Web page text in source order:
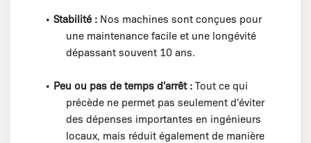
• Stabilité :Nos machines sont conçues pour
une maintenance facile et une longévité
dépassant souvent 10 ans.
• Peu ou pas de temps d'arrêt :Tout ce qui
précède ne permet pas seulement d'éviter
des dépenses importantes en ingénieurs
locaux, mais réduit également de manière